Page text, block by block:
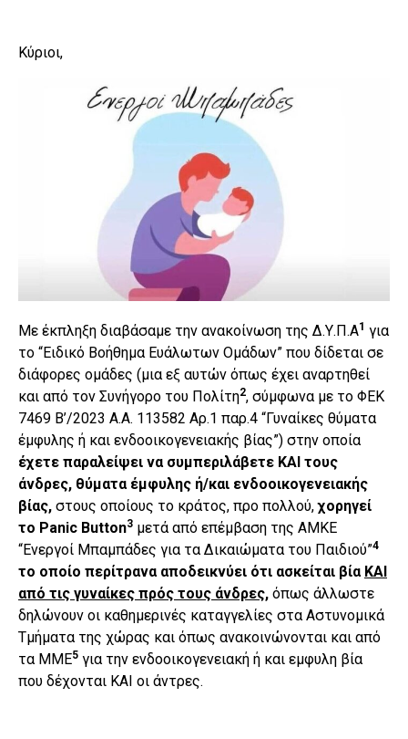
Κύριοι,
Με έκπληξη διαβάσαμε την ανακοίνωση της Δ.Υ.Π.Α1 για
το “Ειδικό Βοήθημα Ευάλωτων Ομάδων” που δίδεται σε
διάφορες ομάδες (μια εξ αυτών όπως έχει αναρτηθεί
και από τον Συνήγορο του Πολίτη2, σύμφωνα με το ΦΕΚ
7469 Β’/2023 Α.Α. 113582 Αρ.1 παρ.4 “Γυναίκες θύματα
έμφυλης ή και ενδοοικογενειακής βίας”) στην οποία
έχετε παραλείψει να συμπεριλάβετε ΚΑΙ τους
άνδρες, θύματα έμφυλης ή/και ενδοοικογενειακής
βίας, στους οποίους το κράτος, προ πολλού,χορηγεί
το Panic Button3 μετά από επέμβαση της ΑΜΚΕ
“Ενεργοί Μπαμπάδες για τα Δικαιώματα του Παιδιού”4
το οποίο περίτρανα αποδεικνύει ότι ασκείται βία ΚΑΙ
από τις γυναίκες πρός τους άνδρες, όπως άλλωστε
δηλώνουν οι καθημερινές καταγγελίες στα Αστυνομικά
Τμήματα της χώρας και όπως ανακοινώνονται και από
τα ΜΜΕ5 για την ενδοοικογενειακή ή και εμφυλη βία
που δέχονται ΚΑΙ οι άντρες.